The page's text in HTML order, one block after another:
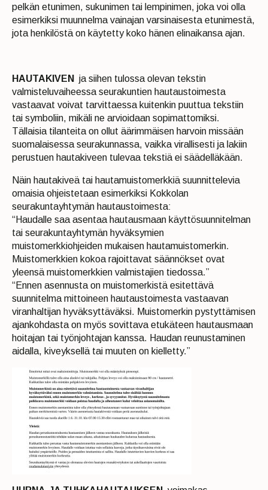
pelkän etunimen, sukunimen tai lempinimen, joka voi olla
esimerkiksi muunnelma vainajan varsinaisesta etunimestä,
jota henkilöstä on käytetty koko hänen elinaikansa ajan.
HAUTAKIVEN ja siihen tulossa olevan tekstin
valmisteluvaiheessa seurakuntien hautaustoimesta
vastaavat voivat tarvittaessa kuitenkin puuttua tekstiin
tai symboliin, mikäli ne arvioidaan sopimattomiksi.
Tällaisia tilanteita on ollut äärimmäisen harvoin missään
suomalaisessa seurakunnassa, vaikka virallisesti ja lakiin
perustuen hautakiveen tulevaa tekstiä ei säädelläkään.
Näin hautakiveä tai hautamuistomerkkiä suunnittelevia
omaisia ohjeistetaan esimerkiksi Kokkolan
seurakuntayhtymän hautaustoimesta:
“Haudalle saa asentaa hautausmaan käyttösuunnitelman
tai seurakuntayhtymän hyväksymien
muistomerkkiohjeiden mukaisen hautamuistomerkin.
Muistomerkkien kokoa rajoittavat säännökset ovat
yleensä muistomerkkien valmistajien tiedossa.”
“Ennen asennusta on muistomerkistä esitettävä
suunnitelma mittoineen hautaustoimesta vastaavan
viranhaltijan hyväksyttäväksi. Muistomerkin pystyttämisen
ajankohdasta on myös sovittava etukäteen hautausmaan
hoitajan tai työnjohtajan kanssa. Haudan reunustaminen
aidalla, kiveyksellä tai muuten on kielletty.”